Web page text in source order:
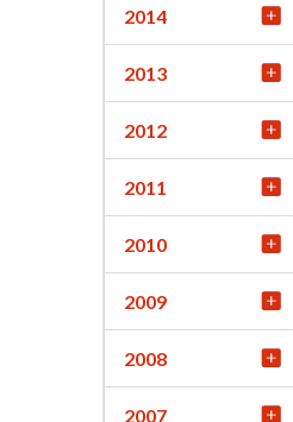
2014
2013
2012
2011
2010
2009
2008
2007